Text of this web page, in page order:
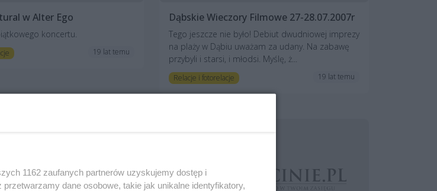
w Alter Ego
koncertu.
19 lat temu
Dąbskie Wieczory Filmowe 27-28.07.2007r
Tego jeszcze nie było! Debiut dwudniowej imprezy
na plaży w Dąbiu uważam za udany. Na zabawę
przybyli i starsi, i młodsi. Myślę, ż...
Relacje i fotorelacje 19 lat temu
1162 zaufanych partnerów uzyskujemy dostęp i
dane osobowe, takie jak unikalne identyfikatory,